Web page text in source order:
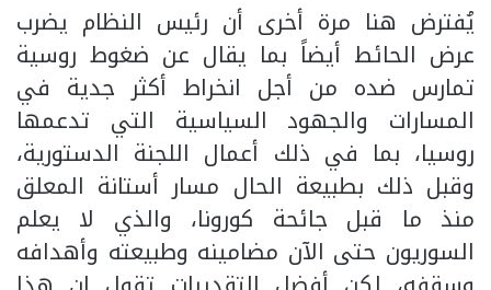
يُفترض هنا مرة أخرى أن رئيس النظام يضرب
عرض الحائط أيضاً بما يقال عن ضغوط روسية
تمارس ضده من أجل انخراط أكثر جدية في
المسارات والجهود السياسية التي تدعمها
روسيا، بما في ذلك أعمال اللجنة الدستورية،
وقبل ذلك بطبيعة الحال مسار أستانة المعلق
منذ ما قبل جائحة كورونا، والذي لا يعلم
السوريون حتى الآن مضامينه وطبيعته وأهدافه